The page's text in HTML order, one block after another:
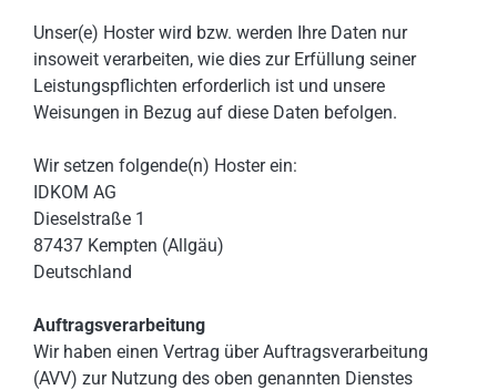
Unser(e) Hoster wird bzw. werden Ihre Daten nur
insoweit verarbeiten, wie dies zur Erfüllung seiner
Leistungspflichten erforderlich ist und unsere
Weisungen in Bezug auf diese Daten befolgen.
Wir setzen folgende(n) Hoster ein:
IDKOM AG
Dieselstraße 1
87437 Kempten (Allgäu)
Deutschland
Auftragsverarbeitung
Wir haben einen Vertrag über Auftragsverarbeitung
(AVV) zur Nutzung des oben genannten Dienstes